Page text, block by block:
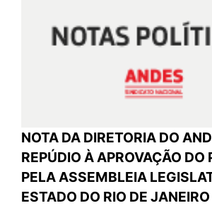
NOTA DA DIRETORIA DO
REPÚDIO À APROVAÇÃO
PELA ASSEMBLEIA
ESTADO DO RIO DE